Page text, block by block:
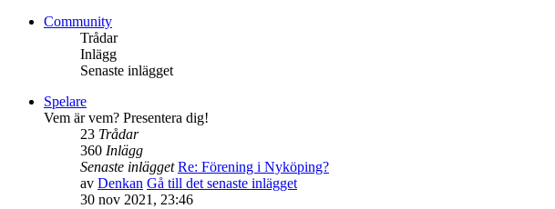
Community
Trådar
Inlägg
Senaste inlägget
Spelare
Vem är vem? Presentera dig!
23 Trådar
360 Inlägg
Senaste inlägget Re: Förening i Nyköping?
av Denkan Gå till det senaste inlägget
30 nov 2021, 23:46